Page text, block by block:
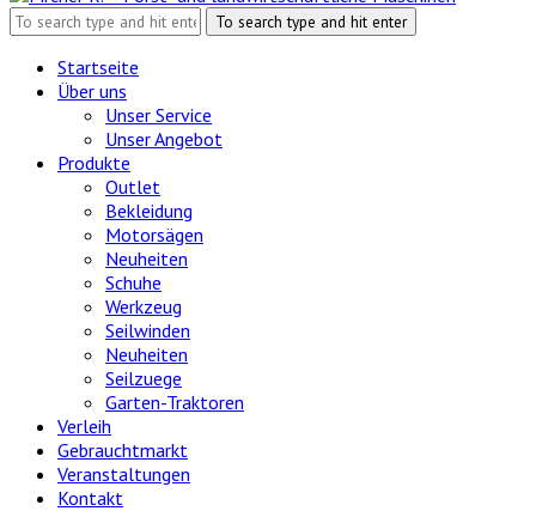
Startseite
Über uns
Unser Service
Unser Angebot
Produkte
Outlet
Bekleidung
Motorsägen
Neuheiten
Schuhe
Werkzeug
Seilwinden
Neuheiten
Seilzuege
Garten-Traktoren
Verleih
Gebrauchtmarkt
Veranstaltungen
Kontakt